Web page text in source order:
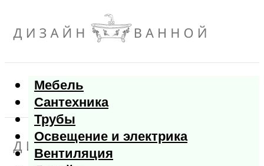
Мебель
Сантехника
Трубы
Освещение и электрика
Вентиляция